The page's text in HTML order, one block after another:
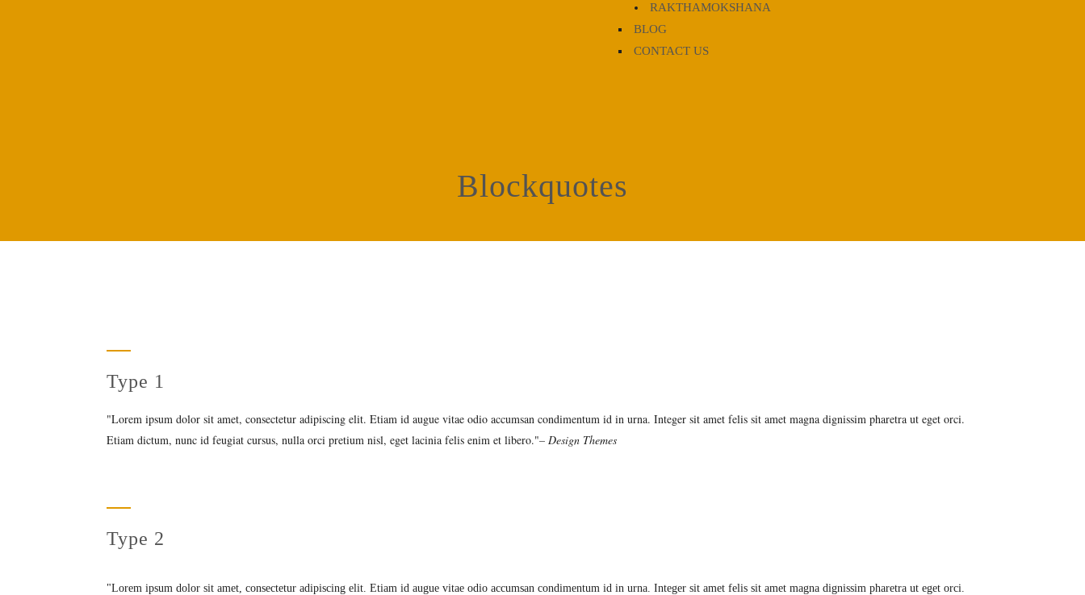
RAKTHAMOKSHANA
BLOG
CONTACT US
Blockquotes
Type 1
Lorem ipsum dolor sit amet, consectetur adipiscing elit. Etiam id augue vitae odio accumsan condimentum id in urna. Integer sit amet felis sit amet magna dignissim pharetra ut eget orci.
Etiam dictum, nunc id feugiat cursus, nulla orci pretium nisl, eget lacinia felis enim et libero. – Design Themes
Type 2
Lorem ipsum dolor sit amet, consectetur adipiscing elit. Etiam id augue vitae odio accumsan condimentum id in urna. Integer sit amet felis sit amet magna dignissim pharetra ut eget orci.